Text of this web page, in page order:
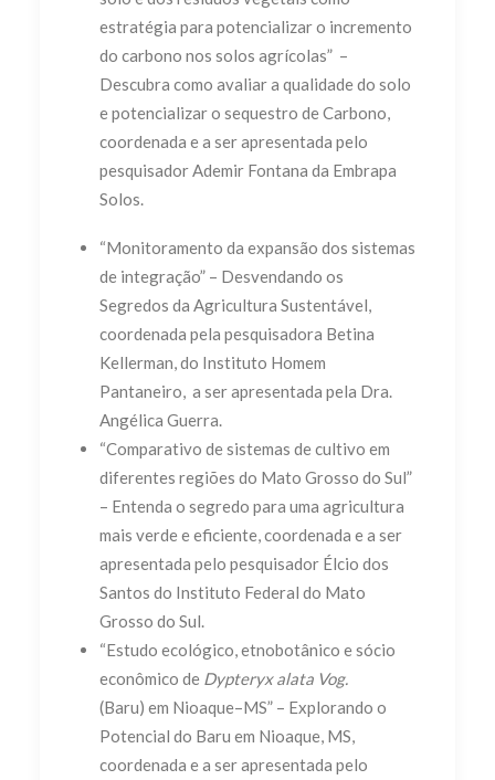
estratégia para potencializar o incremento
do carbono nos solos agrícolas” –
Descubra como avaliar a qualidade do solo
e potencializar o sequestro de Carbono,
coordenada e a ser apresentada pelo
pesquisador Ademir Fontana da Embrapa
Solos.
“Monitoramento da expansão dos sistemas
de integração” – Desvendando os
Segredos da Agricultura Sustentável,
coordenada pela pesquisadora Betina
Kellerman, do Instituto Homem
Pantaneiro, a ser apresentada pela Dra.
Angélica Guerra.
“Comparativo de sistemas de cultivo em
diferentes regiões do Mato Grosso do Sul”
– Entenda o segredo para uma agricultura
mais verde e eficiente, coordenada e a ser
apresentada pelo pesquisador Élcio dos
Santos do Instituto Federal do Mato
Grosso do Sul.
“Estudo ecológico, etnobotânico e sócio
econômico de Dypteryx alata Vog.
(Baru) em Nioaque–MS” – Explorando o
Potencial do Baru em Nioaque, MS,
coordenada e a ser apresentada pelo